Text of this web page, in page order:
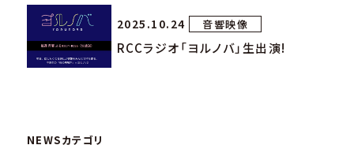
2025.10.24 音響映像
RCCラジオ「ヨルノバ」生出演!
NEWSカテゴリ